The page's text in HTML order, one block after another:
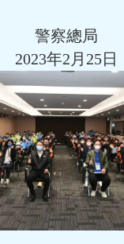
警察總局
2023年2月25日